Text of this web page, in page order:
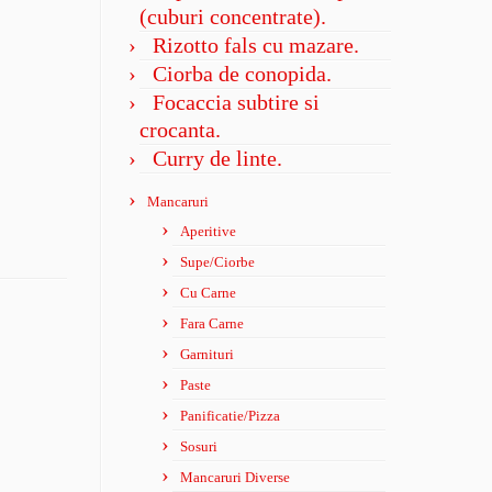
(cuburi concentrate).
Rizotto fals cu mazare.
Ciorba de conopida.
Focaccia subtire si
crocanta.
Curry de linte.
Mancaruri
Aperitive
Supe/Ciorbe
Cu Carne
Fara Carne
Garnituri
Paste
Panificatie/Pizza
Sosuri
Mancaruri Diverse